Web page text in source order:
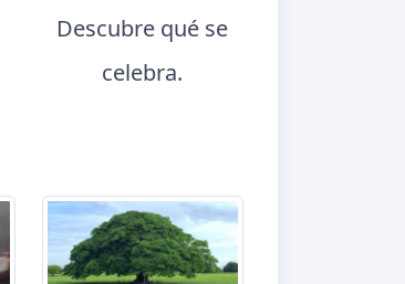
Descubre qué se
celebra.